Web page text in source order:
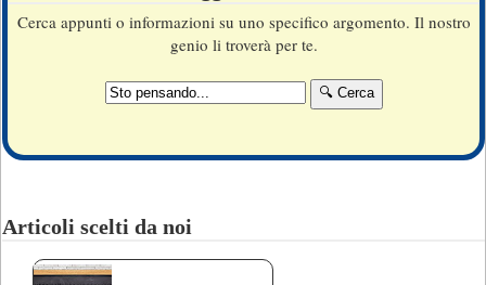
Cerca appunti o informazioni su uno specifico argomento. Il nostro
genio li troverà per te.
Articoli scelti da noi